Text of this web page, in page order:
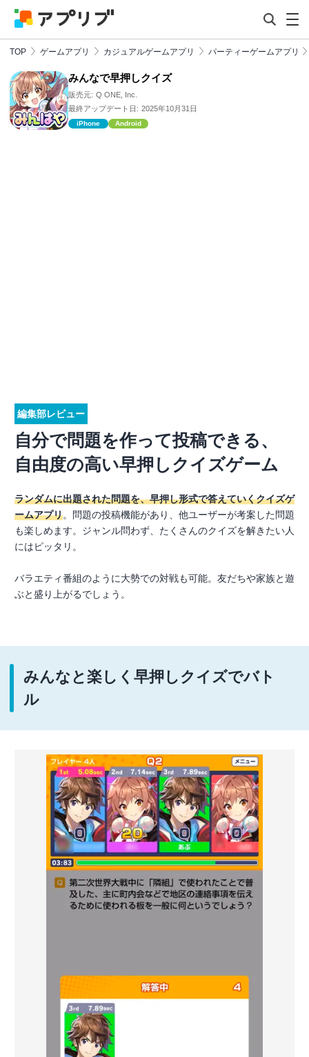
TOP ゲームアプリ カジュアルゲームアプリ パーティーゲームアプリ
みんなで早押しクイズ
販売元: Q ONE, Inc.
最終アップデート日: 2025年10月31日
iPhone Android
編集部レビュー
自分で問題を作って投稿できる、
自由度の高い早押しクイズゲーム
ランダムに出題された問題を、早押し形式で答えていくクイズゲ
ームアプリ。問題の投稿機能があり、他ユーザーが考案した問題
も楽しめます。ジャンル問わず、たくさんのクイズを解きたい人
にはピッタリ。
バラエティ番組のように大勢での対戦も可能。友だちや家族と遊
ぶと盛り上がるでしょう。
みんなと楽しく早押しクイズでバト
ル